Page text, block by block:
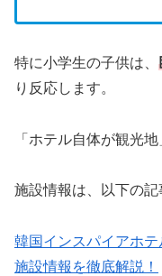
特に小学生の子供は、
り反応します。
「ホテル自体が観光
施設情報は、以下の記
韓国インスパイアホ
施設情報を徹底解説！